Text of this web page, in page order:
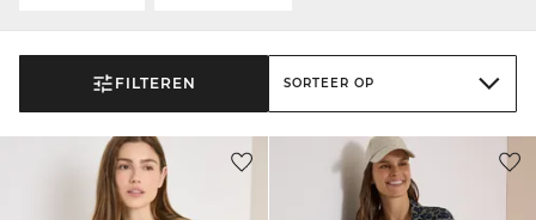
FILTEREN SORTEER OP